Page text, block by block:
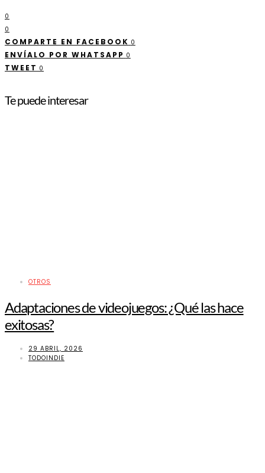
0
0
COMPARTE EN FACEBOOK 0
ENVÍALO POR WHATSAPP 0
TWEET 0
Te puede interesar
OTROS
Adaptaciones de videojuegos: ¿Qué las hace
exitosas?
29 ABRIL, 2026
TODOINDIE